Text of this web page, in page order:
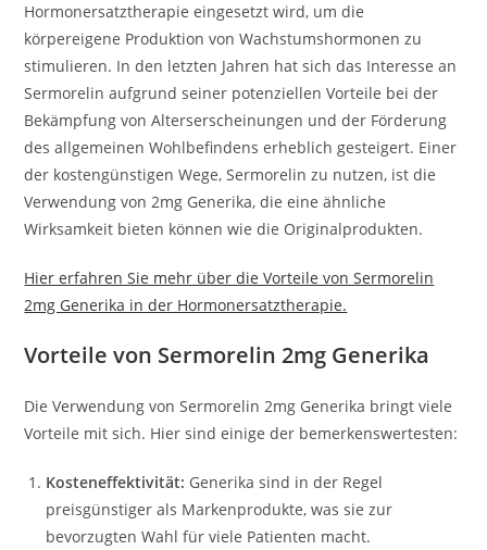
Hormonersatztherapie eingesetzt wird, um die
körpereigene Produktion von Wachstumshormonen zu
stimulieren. In den letzten Jahren hat sich das Interesse an
Sermorelin aufgrund seiner potenziellen Vorteile bei der
Bekämpfung von Alterserscheinungen und der Förderung
des allgemeinen Wohlbefindens erheblich gesteigert. Einer
der kostengünstigen Wege, Sermorelin zu nutzen, ist die
Verwendung von 2mg Generika, die eine ähnliche
Wirksamkeit bieten können wie die Originalprodukten.
Hier erfahren Sie mehr über die Vorteile von Sermorelin
2mg Generika in der Hormonersatztherapie.
Vorteile von Sermorelin 2mg Generika
Die Verwendung von Sermorelin 2mg Generika bringt viele
Vorteile mit sich. Hier sind einige der bemerkenswertesten:
Kosteneffektivität: Generika sind in der Regel
preisgünstiger als Markenprodukte, was sie zur
bevorzugten Wahl für viele Patienten macht.